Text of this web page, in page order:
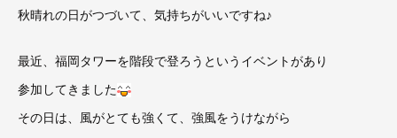
秋晴れの日がつづいて、気持ちがいいですね♪
最近、福岡タワーを階段で登ろうというイベントがあり
参加してきました
その日は、風がとても強くて、強風をうけながら